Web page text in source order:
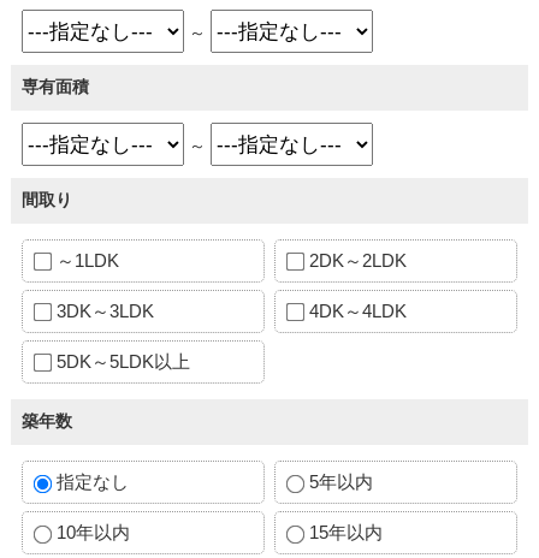
～
専有面積
～
間取り
～1LDK 2DK～2LDK
3DK～3LDK 4DK～4LDK
5DK～5LDK以上
築年数
指定なし 5年以内
10年以内 15年以内